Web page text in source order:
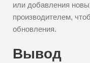
или добавления
производителем,
обновления.
Вывод